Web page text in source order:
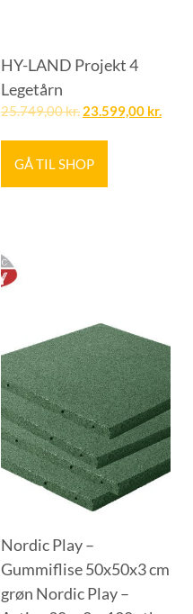
HY-LAND Projekt 4
Legetårn
25.749,00kr. 23.599,00 kr.
GÅ TIL SHOP
Nordic Play –
Gummiflise 50x50x3 cm
grøn Nordic Play –